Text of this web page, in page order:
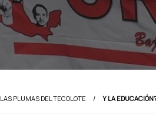
LAS PLUMAS DEL TECOLOTE Y LA EDUCACIÓN?